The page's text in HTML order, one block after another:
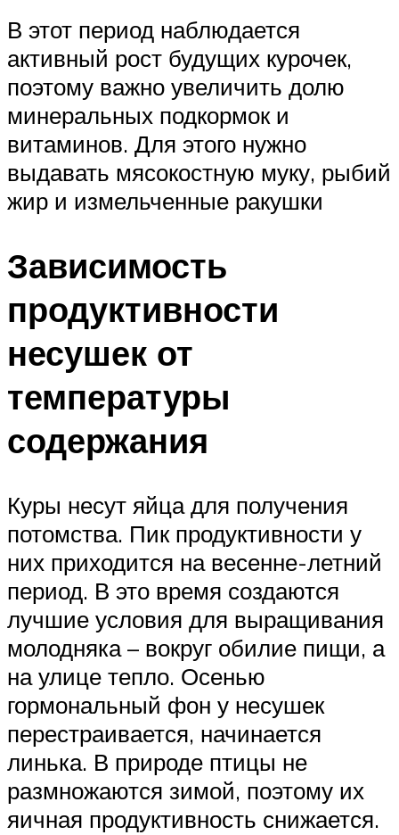
В этот период наблюдается
активный рост будущих курочек,
поэтому важно увеличить долю
минеральных подкормок и
витаминов. Для этого нужно
выдавать мясокостную муку, рыбий
жир и измельченные ракушки
Зависимость
продуктивности
несушек от
температуры
содержания
Куры несут яйца для получения
потомства. Пик продуктивности у
них приходится на весенне-летний
период. В это время создаются
лучшие условия для выращивания
молодняка – вокруг обилие пищи, а
на улице тепло. Осенью
гормональный фон у несушек
перестраивается, начинается
линька. В природе птицы не
размножаются зимой, поэтому их
яичная продуктивность снижается.